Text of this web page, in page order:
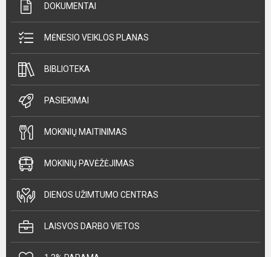
DOKUMENTAI
MĖNESIO VEIKLOS PLANAS
BIBLIOTEKA
PASIEKIMAI
MOKINIŲ MAITINIMAS
MOKINIŲ PAVĖŽĖJIMAS
DIENOS UŽIMTUMO CENTRAS
LAISVOS DARBO VIETOS